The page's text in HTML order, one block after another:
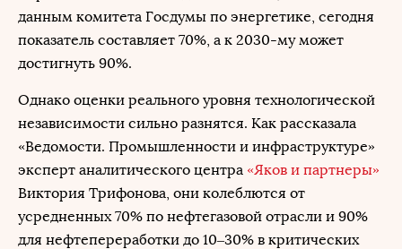
данным комитета Госдумы по энергетике, сегодня
показатель составляет 70%, а к 2030-му может
достигнуть 90%.
Однако оценки реального уровня технологической
независимости сильно разнятся. Как рассказала
«Ведомости. Промышленности и инфраструктуре»
эксперт аналитического центра «Яков и партнеры»
Виктория Трифонова, они колеблются от
усредненных 70% по нефтегазовой отрасли и 90%
для нефтепереработки до 10–30% в критических